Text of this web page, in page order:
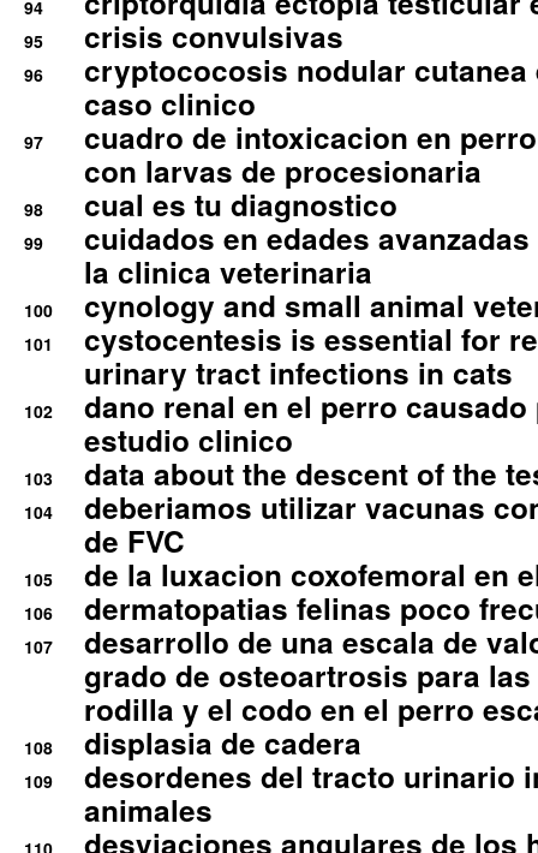
94
95 crisis convulsivas
96
cryptococosis nodular cutanea
caso clinico
97
cuadro de intoxicacion en
con larvas de procesionaria
98 cual es tu diagnostico
99
cuidados en edades
la clinica veterinaria
100 cynology and small animal
101
cystocentesis is essential for
urinary tract infections in cats
102
dano renal en el perro
estudio clinico
103 data about the descent of the
104
deberiamos utilizar vacunas
de FVC
105 de la luxacion coxofemoral en
106 dermatopatias felinas poco
107
desarrollo de una escala de
grado de osteoartrosis para
rodilla y el codo en el perro
108 displasia de cadera
109
desordenes del tracto urinario
animales
desviaciones angulares de los